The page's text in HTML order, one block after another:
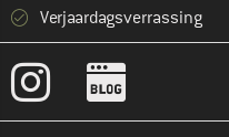
Verjaardagsverrassing